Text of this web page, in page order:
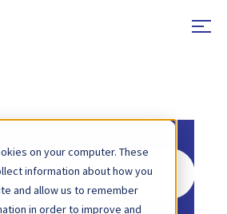
on your computer. These
information about how you
and allow us to remember
in order to improve and